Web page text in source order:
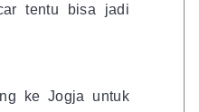
tentu bisa jadi
ke Jogja untuk